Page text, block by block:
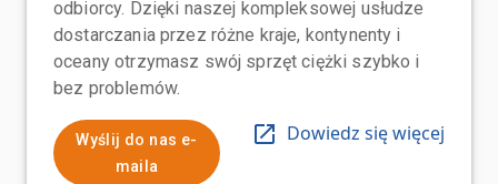
odbiorcy. Dzięki naszej kompleksowej usłudze
dostarczania przez różne kraje, kontynenty i
oceany otrzymasz swój sprzęt ciężki szybko i
bez problemów.
Wyślij do nas e-
maila
Dowiedz się więcej